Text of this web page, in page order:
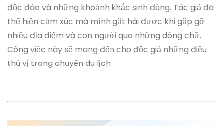
độc đáo và những khoảnh khắc sinh động. Tác giả đã
thể hiện cảm xúc mà mình gặt hái được khi gặp gỡ
nhiều địa điểm và con người qua những dòng chữ.
Công việc này sẽ mang đến cho độc giả những điều
thú vị trong chuyến du lịch.